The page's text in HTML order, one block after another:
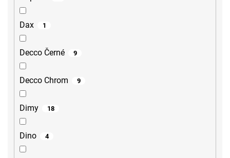
Dax 1
Decco Černé 9
Decco Chrom 9
Dimy 18
Dino 4